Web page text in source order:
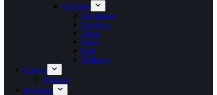
Острови
Амулиани
Скијатос
Тасос
Евија
Крф
Лефкада
Египет
Хургада
Шпанија